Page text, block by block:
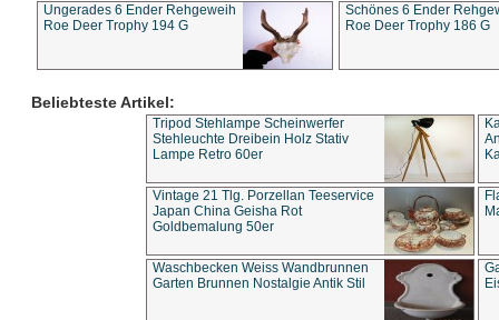
Ungerades 6 Ender Rehgeweih
Roe Deer Trophy 194 G
Schönes 6 Ender
Roe Deer Trophy 186 G
Beliebteste Artikel:
Tripod Stehlampe Scheinwerfer
Stehleuchte Dreibein Holz Stativ
Lampe Retro 60er
Vintage 21 Tlg. Porzellan Teeservice
Japan China Geisha Rot
Goldbemalung 50er
Waschbecken Weiss Wandbrunnen
Garten Brunnen Nostalgie Antik Stil